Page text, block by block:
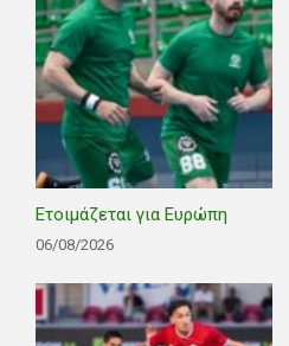
Ετοιμάζεται για Ευρώπη
06/08/2026